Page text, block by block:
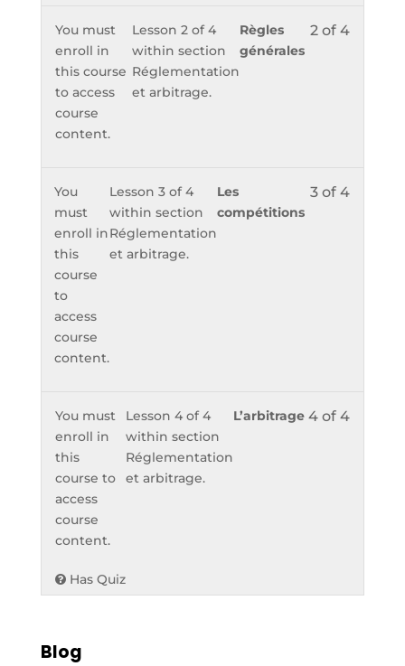
2 of 4
Règles
générales
Lesson 2 of 4
within section
Réglementation
et arbitrage.
You must
enroll in
this course
to access
course
content.
3 of 4
Les
compétitions
Lesson 3 of 4
within section
Réglementation
et arbitrage.
You
must
enroll in
this
course
to
access
course
content.
4 of 4
L’arbitrage
Lesson 4 of 4
within section
Réglementation
et arbitrage.
You must
enroll in
this
course to
access
course
content.
Has Quiz
Blog